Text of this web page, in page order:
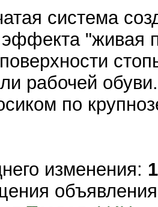
система
эффекта "живая
рабочей
по
изменения: